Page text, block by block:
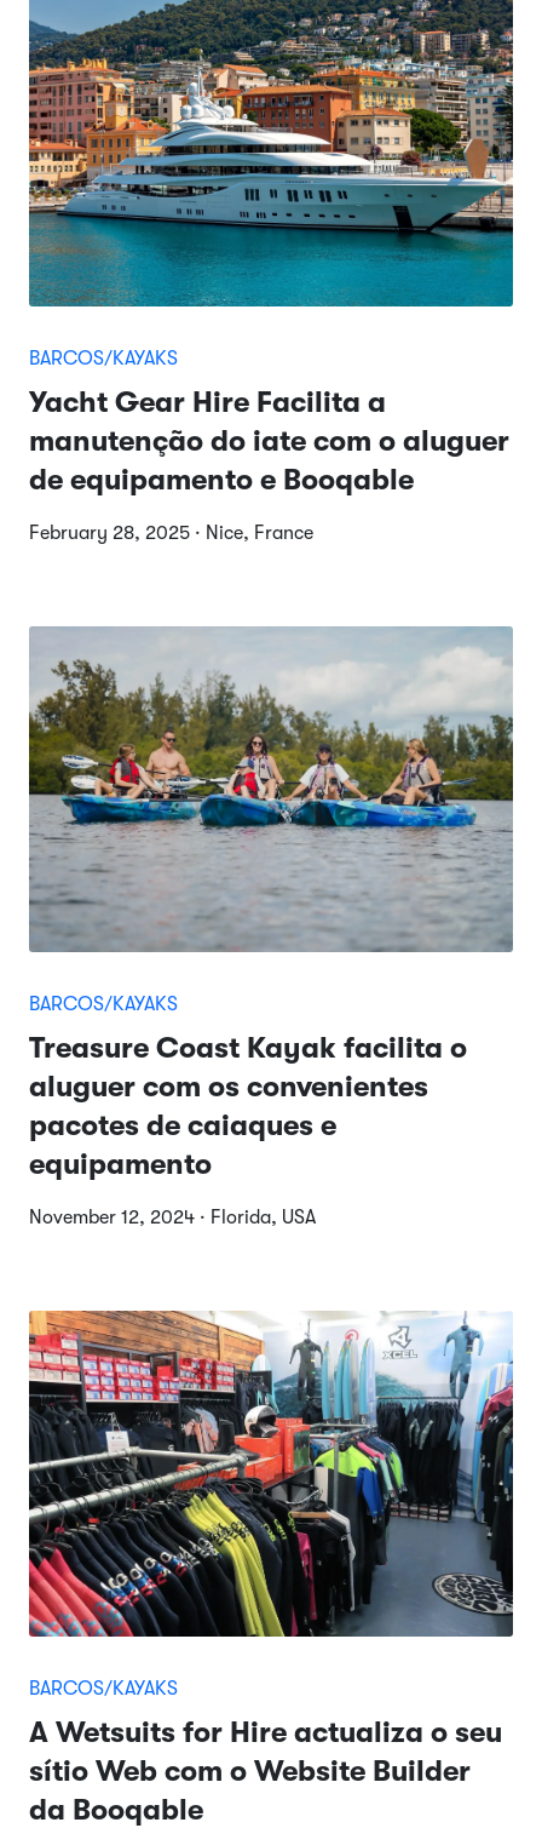
BARCOS/KAYAKS
Yacht Gear Hire Facilita a
manutenção do iate com o aluguer
de equipamento e Booqable
February 28, 2025 · Nice, France
BARCOS/KAYAKS
Treasure Coast Kayak facilita o
aluguer com os convenientes
pacotes de caiaques e
equipamento
November 12, 2024 · Florida, USA
BARCOS/KAYAKS
A Wetsuits for Hire actualiza o seu
sítio Web com o Website Builder
da Booqable